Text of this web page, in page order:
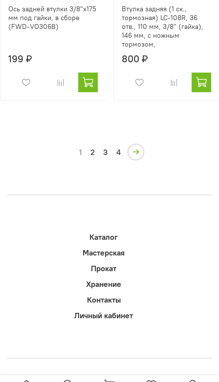
Ось задней втулки 3/8"x175
мм под гайки, в сборе
(FWD-VO306B)
199 ₽
Втулка задняя (1 ск.,
тормозная) LC-108R, 36
отв., 110 мм, 3/8'' (гайка),
146 мм, с ножным
тормозом,
800 ₽
1 2 3 4
Каталог
Мастерская
Прокат
Хранение
Контакты
Личный кабинет